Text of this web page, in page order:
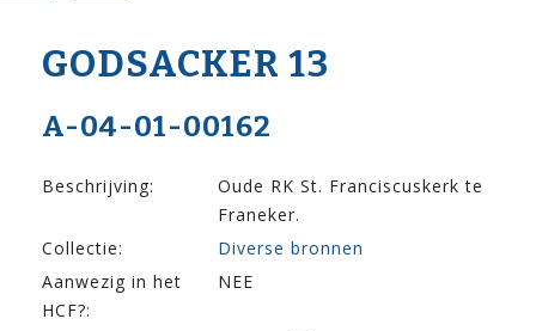
GODSACKER 13
A-04-01-00162
Beschrijving:
Oude RK St. Franciscuskerk te
Franeker.
Collectie:
Diverse bronnen
Aanwezig in het
HCF?:
NEE